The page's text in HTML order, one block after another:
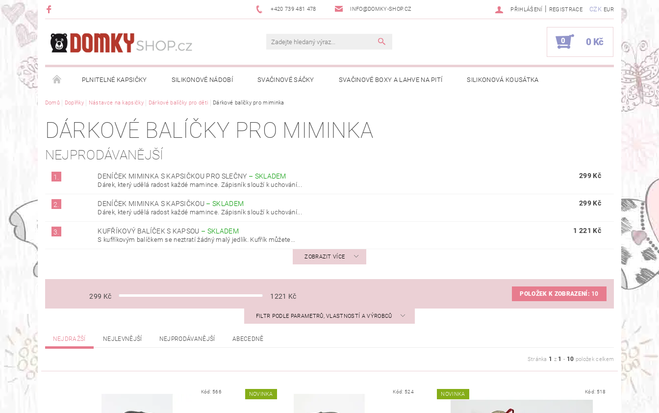
+420 739 481 478 INFO@DOMKY-SHOP.CZ CZK EUR
PŘIHLÁŠENÍ | REGISTRACE
0 0 Kč
PLNITELNÉ KAPSIČKY SILIKONOVÉ NÁDOBÍ SVAČINOVÉ SÁČKY SVAČINOVÉ BOXY A LAHVE NA PITÍ SILIKONOVÁ KOUSÁTKA
DRŽÁKY NA KAPSIČKY DOPLŇKY OBLEČENÍ PRO DĚTI
OBCHODNÍ PODMÍNKY NAPIŠTE NÁM KONTAKTY HODNOCENÍ OBCHODU VELKOOBCHODNÍ SPOLUPRÁCE
Domů Doplňky Nástavce na kapsičky Dárkové balíčky pro děti Dárkové balíčky pro miminka
DÁRKOVÉ BALÍČKY PRO MIMINKA
NEJPRODÁVANĚJŠÍ
1. DENÍČEK MIMINKA S KAPSIČKOU PRO SLEČNY – SKLADEM
Dárek, který udělá radost každé mamince. Zápisník slouží k uchování...
299 Kč
2. DENÍČEK MIMINKA S KAPSIČKOU –SKLADEM
Dárek, který udělá radost každé mamince. Zápisník slouží k uchování...
299 Kč
3. KUFŘÍKOVÝ BALÍČEK S KAPSOU – SKLADEM
S kufříkovým balíčkem se neztratí žádný malý jedlík. Kufřík můžete...
1 221 Kč
ZOBRAZIT VÍCE
299 Kč 1221 Kč POLOŽEK K ZOBRAZENÍ: 10
FILTR PODLE PARAMETRŮ, VLASTNOSTÍ A VÝROBCŮ
NEJDRAŽŠÍ NEJLEVNĚJŠÍ NEJPRODÁVANĚJŠÍ ABECEDNĚ
Stránka 1 z 1 - 10 položek celkem
Kód: 566 NOVINKA Kód: 524 NOVINKA Kód: 518